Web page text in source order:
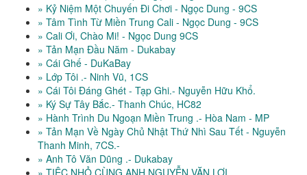
» Kỷ Niệm Một Chuyến Đi Chơi - Ngọc Dung - 9CS
» Tâm Tình Từ Miền Trung Cali - Ngọc Dung - 9CS
» Cali Ơi, Chào Mi! - Ngọc Dung 9CS
» Tản Mạn Đầu Năm - Dukabay
» Cái Ghế - DuKaBay
» Lớp Tôi .- Ninh Vũ, 1CS
» Cái Tôi Đáng Ghét - Tạp Ghi.- Nguyễn Hữu Khổ.
» Ký Sự Tây Bắc.- Thanh Chúc, HC82
» Hành Trình Du Ngoạn Miền Trung .- Hòa Nam - MP
» Tản Mạn Về Ngày Chủ Nhật Thứ Nhì Sau Tết - Nguyễn
Thanh Minh, 7CS.-
» Anh Tô Văn Dũng .- Dukabay